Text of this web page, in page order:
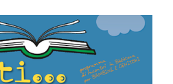
events/npl-